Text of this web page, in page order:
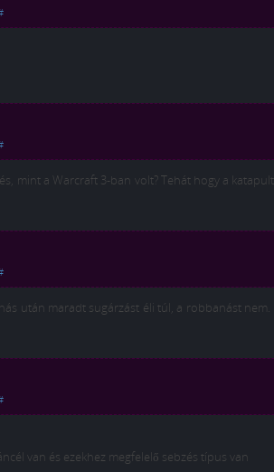
mint a Warcraft 3-ban volt? Tehát hogy a
után maradt sugárzást éli túl, a robbanást nem.
van és ezekhez megfelelő sebzés típus van